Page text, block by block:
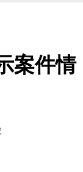
案件情